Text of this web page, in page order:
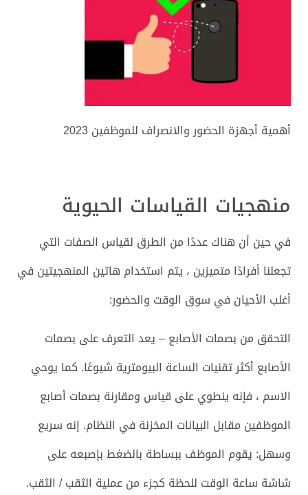
أهمية أجهزة الحضور والانصراف للموظفين 2023
منهجيات القياسات الحيوية
في حين أن هناك عددًا من الطرق لقياس الصفات التي
تجعلنا أفرادًا متميزين ، يتم استخدام هاتين المنهجيتين في
أغلب الأحيان في سوق الوقت والحضور:
التحقق من بصمات الأصابع – يعد التعرف على بصمات
الأصابع أكثر تقنيات الساعة البيومترية شيوعًا. كما يوحي
الاسم ، فإنه ينطوي على قياس ومقارنة بصمات أصابع
الموظفين مقابل البيانات المخزنة في النظام. إنه سريع
وسهل: يقوم الموظف ببساطة بالضغط بإصبعه على
شاشة ساعة الوقت للحظة كجزء من عملية الثقب / الثقب.